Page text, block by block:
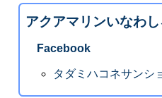
アクアマリンいなわ
Facebook
タダミハコネサンシ